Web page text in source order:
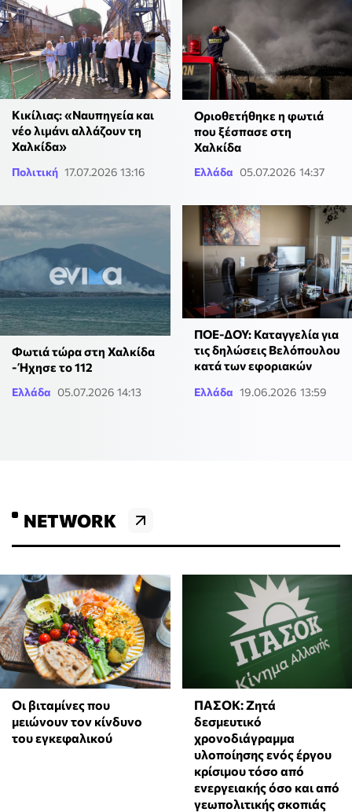
Κικίλιας: «Ναυπηγεία και
νέο λιμάνι αλλάζουν τη
Χαλκίδα»
Πολιτική 17.07.2026 13:16
Οριοθετήθηκε η φωτιά
που ξέσπασε στη
Χαλκίδα
Ελλάδα 05.07.2026 14:37
Φωτιά τώρα στη Χαλκίδα
- Ήχησε το 112
Ελλάδα 05.07.2026 14:13
ΠΟΕ-ΔΟΥ: Καταγγελία για
τις δηλώσεις Βελόπουλου
κατά των εφοριακών
Ελλάδα 19.06.2026 13:59
NETWORK
Οι βιταμίνες που
μειώνουν τον κίνδυνο
του εγκεφαλικού
ΠΑΣΟΚ: Ζητά
δεσμευτικό
χρονοδιάγραμμα
υλοποίησης ενός έργου
κρίσιμου τόσο από
ενεργειακής όσο και από
γεωπολιτικής σκοπιάς